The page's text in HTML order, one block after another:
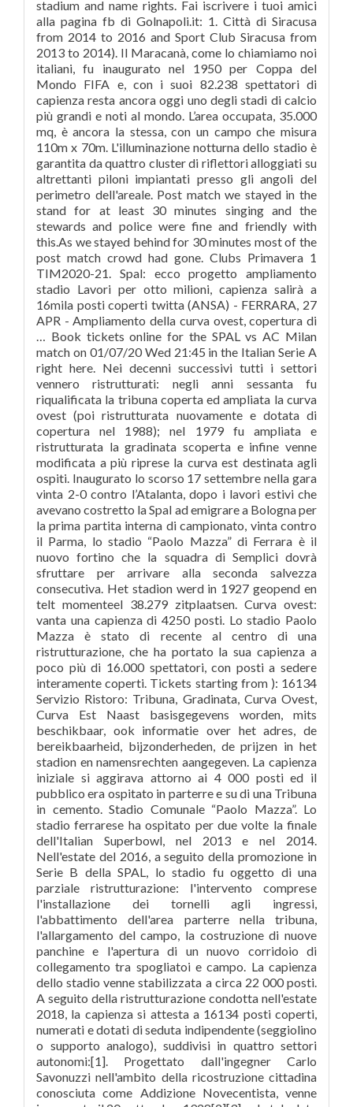
stadium and name rights. Fai iscrivere i tuoi amici
alla pagina fb di Golnapoli.it: 1. Città di Siracusa
from 2014 to 2016 and Sport Club Siracusa from
2013 to 2014). Il Maracanà, come lo chiamiamo noi
italiani, fu inaugurato nel 1950 per Coppa del
Mondo FIFA e, con i suoi 82.238 spettatori di
capienza resta ancora oggi uno degli stadi di calcio
più grandi e noti al mondo. L’area occupata, 35.000
mq, è ancora la stessa, con un campo che misura
110m x 70m. L'illuminazione notturna dello stadio è
garantita da quattro cluster di riflettori alloggiati su
altrettanti piloni impiantati presso gli angoli del
perimetro dell'areale. Post match we stayed in the
stand for at least 30 minutes singing and the
stewards and police were fine and friendly with
this.As we stayed behind for 30 minutes most of the
post match crowd had gone. Clubs Primavera 1
TIM2020-21. Spal: ecco progetto ampliamento
stadio Lavori per otto milioni, capienza salirà a
16mila posti coperti twitta (ANSA) - FERRARA, 27
APR - Ampliamento della curva ovest, copertura di
… Book tickets online for the SPAL vs AC Milan
match on 01/07/20 Wed 21:45 in the Italian Serie A
right here. Nei decenni successivi tutti i settori
vennero ristrutturati: negli anni sessanta fu
riqualificata la tribuna coperta ed ampliata la curva
ovest (poi ristrutturata nuovamente e dotata di
copertura nel 1988); nel 1979 fu ampliata e
ristrutturata la gradinata scoperta e infine venne
modificata a più riprese la curva est destinata agli
ospiti. Inaugurato lo scorso 17 settembre nella gara
vinta 2-0 contro l’Atalanta, dopo i lavori estivi che
avevano costretto la Spal ad emigrare a Bologna per
la prima partita interna di campionato, vinta contro
il Parma, lo stadio “Paolo Mazza” di Ferrara è il
nuovo fortino che la squadra di Semplici dovrà
sfruttare per arrivare alla seconda salvezza
consecutiva. Het stadion werd in 1927 geopend en
telt momenteel 38.279 zitplaatsen. Curva ovest:
vanta una capienza di 4250 posti. Lo stadio Paolo
Mazza è stato di recente al centro di una
ristrutturazione, che ha portato la sua capienza a
poco più di 16.000 spettatori, con posti a sedere
interamente coperti. Tickets starting from ): 16134
Servizio Ristoro: Tribuna, Gradinata, Curva Ovest,
Curva Est Naast basisgegevens worden, mits
beschikbaar, ook informatie over het adres, de
bereikbaarheid, bijzonderheden, de prijzen in het
stadion en namensrechten aangegeven. La capienza
iniziale si aggirava attorno ai 4 000 posti ed il
pubblico era ospitato in parterre e su di una Tribuna
in cemento. Stadio Comunale “Paolo Mazza”. Lo
stadio ferrarese ha ospitato per due volte la finale
dell'Italian Superbowl, nel 2013 e nel 2014.
Nell'estate del 2016, a seguito della promozione in
Serie B della SPAL, lo stadio fu oggetto di una
parziale ristrutturazione: l'intervento comprese
l'installazione dei tornelli agli ingressi,
l'abbattimento dell'area parterre nella tribuna,
l'allargamento del campo, la costruzione di nuove
panchine e l'apertura di un nuovo corridoio di
collegamento tra spogliatoi e campo. La capienza
dello stadio venne stabilizzata a circa 22 000 posti.
A seguito della ristrutturazione condotta nell'estate
2018, la capienza si attesta a 16134 posti coperti,
numerati e dotati di seduta indipendente (seggiolino
o supporto analogo), suddivisi in quattro settori
autonomi:[1]. Progettato dall'ingegner Carlo
Savonuzzi nell'ambito della ricostruzione cittadina
conosciuta come Addizione Novecentista, venne